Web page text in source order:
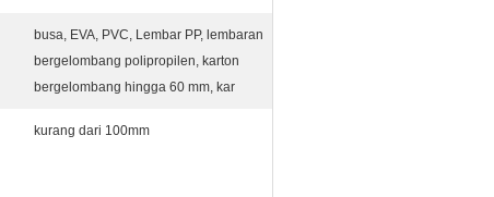
busa, EVA, PVC, Lembar PP, lembaran
bergelombang polipropilen, karton
bergelombang hingga 60 mm, kar
kurang dari 100mm